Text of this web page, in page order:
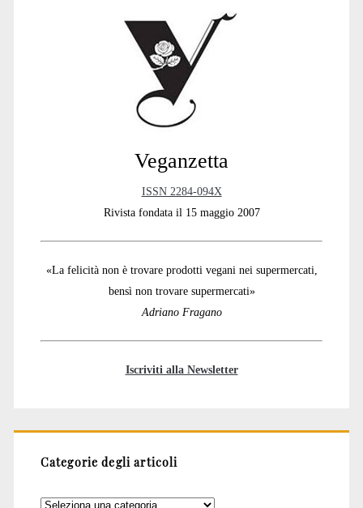
Veganzetta
ISSN 2284-094X
Rivista fondata il 15 maggio 2007
«La felicità non è trovare prodotti vegani nei supermercati,
bensì non trovare supermercati»
Adriano Fragano
Iscriviti alla Newsletter
Categorie degli articoli
Categorie